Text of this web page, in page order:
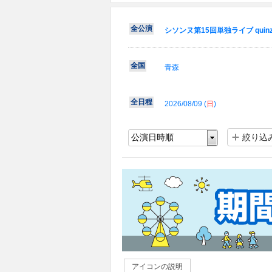
全公演 シソンヌ第15回単独ライブ
全国 青森
全日程 2026/08/09 (日 )
絞り込
アイコンの説明